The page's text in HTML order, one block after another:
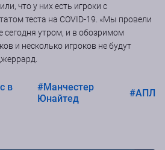
что у них есть игроки с
теста на COVID-19. «Мы провели
сегодня утром, и в обозримом
и несколько игроков не будут
в
#Манчестер
Юнайтед
#АПЛ